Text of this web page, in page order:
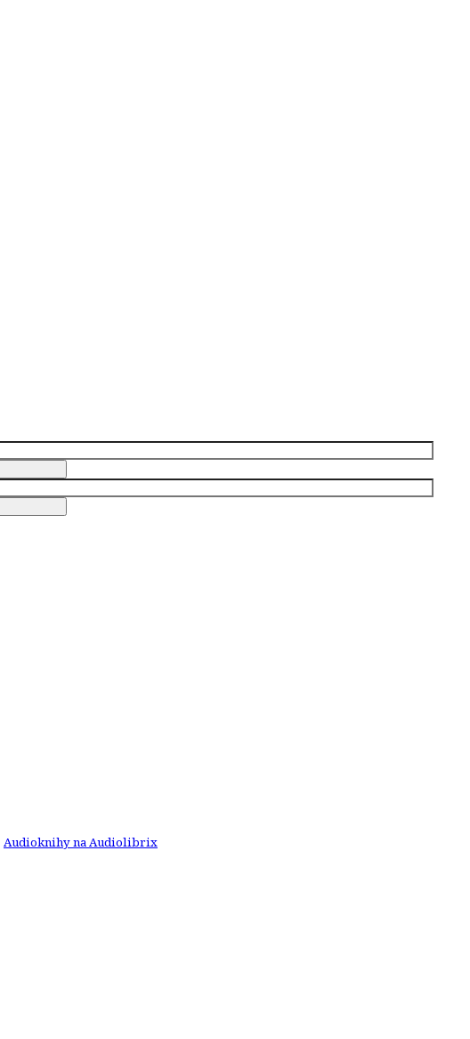
Audioknihy na Audiolibrix